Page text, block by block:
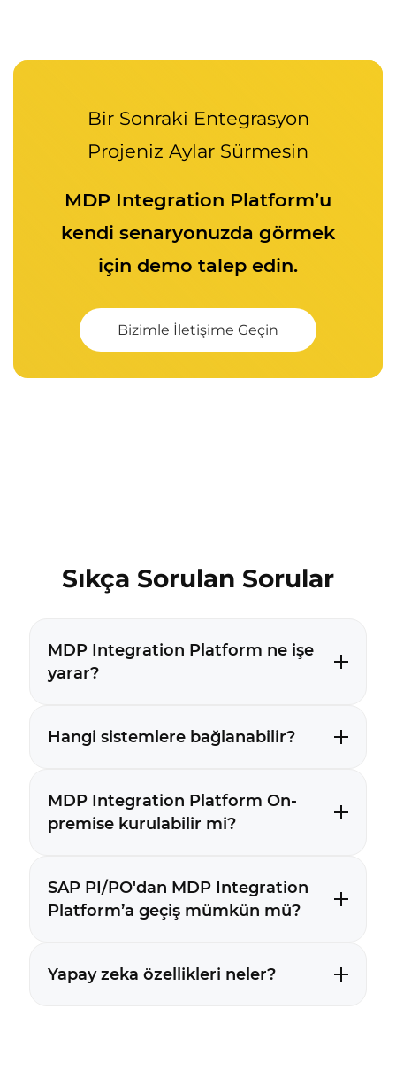
Bir Sonraki Entegrasyon
Projeniz Aylar Sürmesin
MDP Integration Platform’u
kendi senaryonuzda görmek
için demo talep edin.
Bizimle İletişime Geçin
Sıkça Sorulan Sorular
MDP Integration Platform ne işe
yarar?
Hangi sistemlere bağlanabilir?
MDP Integration Platform On-
premise kurulabilir mi?
SAP PI/PO'dan MDP Integration
Platform’a geçiş mümkün mü?
Yapay zeka özellikleri neler?